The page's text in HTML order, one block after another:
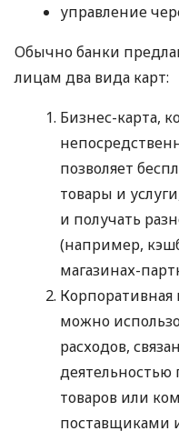
управление
Обычно банки
лицам два вида карт:
Бизнес-карта,
позволяет
товары и
и получать
(например,
магазинах-
Корпоративная
можно
расходов,
деятельностью
товаров или
поставщиками